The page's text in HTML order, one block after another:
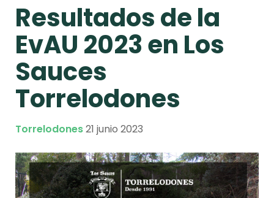
Resultados de la
EvAU 2023 en Los
Sauces
Torrelodones
Torrelodones21 junio 2023